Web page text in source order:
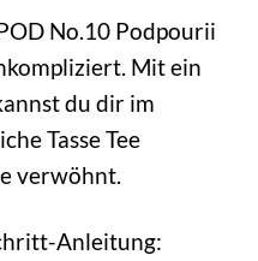
No.10 Podpourii
Mit ein
du dir im
Tasse Tee
verwöhnt.
Anleitung: